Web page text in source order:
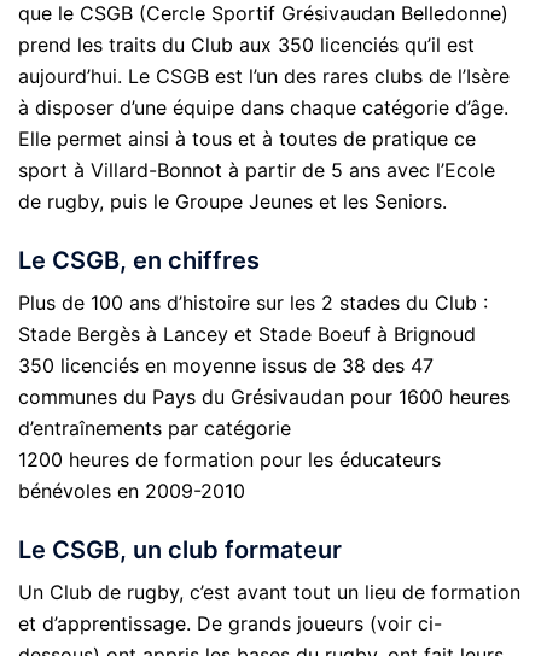
que le CSGB (Cercle Sportif Grésivaudan Belledonne)
prend les traits du Club aux 350 licenciés qu’il est
aujourd’hui. Le CSGB est l’un des rares clubs de l’Isère
à disposer d’une équipe dans chaque catégorie d’âge.
Elle permet ainsi à tous et à toutes de pratique ce
sport à Villard-Bonnot à partir de 5 ans avec l’Ecole
de rugby, puis le Groupe Jeunes et les Seniors.
Le CSGB, en chiffres
Plus de 100 ans d’histoire sur les 2 stades du Club :
Stade Bergès à Lancey et Stade Boeuf à Brignoud
350 licenciés en moyenne issus de 38 des 47
communes du Pays du Grésivaudan pour 1600 heures
d’entraînements par catégorie
1200 heures de formation pour les éducateurs
bénévoles en 2009-2010
Le CSGB, un club formateur
Un Club de rugby, c’est avant tout un lieu de formation
et d’apprentissage. De grands joueurs (voir ci-